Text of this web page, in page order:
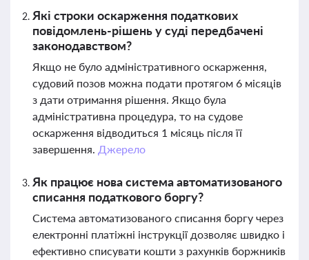
Які строки оскарження податкових
повідомлень-рішень у суді передбачені
законодавством?
Якщо не було адміністративного оскарження,
судовий позов можна подати протягом 6 місяців
з дати отримання рішення. Якщо була
адміністративна процедура, то на судове
оскарження відводиться 1 місяць після її
завершення. Джерело
Як працює нова система автоматизованого
списання податкового боргу?
Система автоматизованого списання боргу через
електронні платіжні інструкції дозволяє швидко і
ефективно списувати кошти з рахунків боржників